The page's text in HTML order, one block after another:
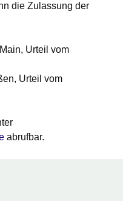
die Zulassung der
Urteil vom
Urteil vom
abrufbar.